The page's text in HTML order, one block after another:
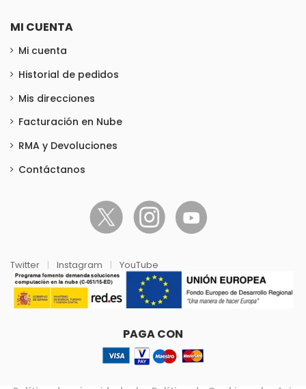
MI CUENTA
Mi cuenta
Historial de pedidos
Mis direcciones
Facturación en Nube
RMA y Devoluciones
Contáctanos
Twitter | Instagram | YouTube
PAGA CON